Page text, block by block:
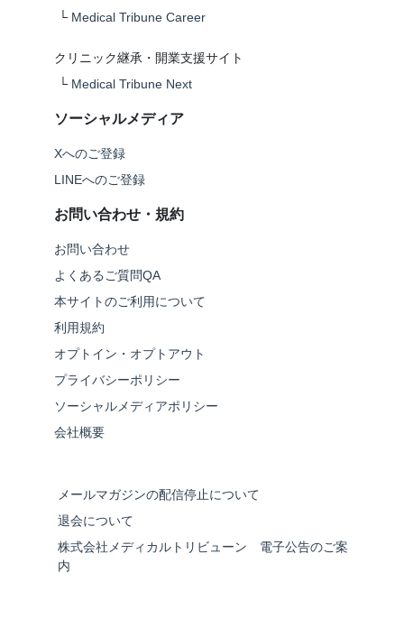
└ Medical Tribune Career
クリニック継承・開業支援サイト
└ Medical Tribune Next
ソーシャルメディア
Xへのご登録
LINEへのご登録
お問い合わせ・規約
お問い合わせ
よくあるご質問QA
本サイトのご利用について
利用規約
オプトイン・オプトアウト
プライバシーポリシー
ソーシャルメディアポリシー
会社概要
メールマガジンの配信停止について
退会について
株式会社メディカルトリビューン 電子公告のご案
内